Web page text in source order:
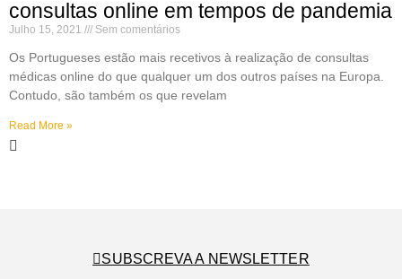
consultas online em tempos de pandemia
Julho 15, 2021 Sem comentários
Os Portugueses estão mais recetivos à realização de consultas
médicas online do que qualquer um dos outros países na Europa.
Contudo, são também os que revelam
Read More »
SUBSCREVA A NEWSLETTER